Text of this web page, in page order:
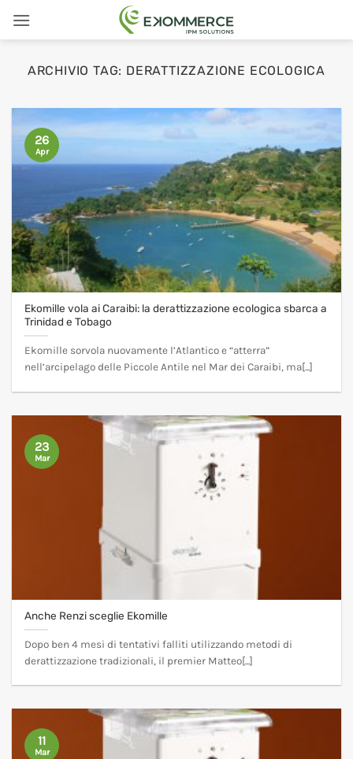
ARCHIVIO TAG: DERATTIZZAZIONE ECOLOGICA
Ekomille vola ai Caraibi: la derattizzazione ecologica sbarca a
Trinidad e Tobago
Ekomille sorvola nuovamente l’Atlantico e “atterra”
nell’arcipelago delle Piccole Antile nel Mar dei Caraibi, ma[...]
26
Apr
Anche Renzi sceglie Ekomille
Dopo ben 4 mesi di tentativi falliti utilizzando metodi di
derattizzazione tradizionali, il premier Matteo[...]
23
Mar
11
Mar